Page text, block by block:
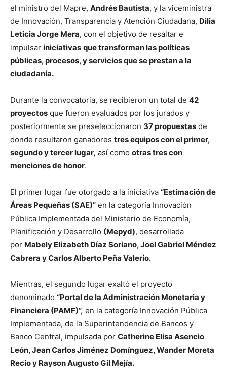
el ministro del Mapre, Andrés Bautista, y la viceministra
de Innovación, Transparencia y Atención Ciudadana, Dilia
Leticia Jorge Mera, con el objetivo de resaltar e
impulsar iniciativas que transforman las políticas
públicas, procesos, y servicios que se prestan a la
ciudadanía.
Durante la convocatoria, se recibieron un total de 42
proyectos que fueron evaluados por los jurados y
posteriormente se preseleccionaron 37 propuestas de
donde resultaron ganadores tres equipos con el primer,
segundo y tercer lugar, así como otras tres con
menciones de honor.
El primer lugar fue otorgado a la iniciativa “Estimación de
Áreas Pequeñas (SAE)” en la categoría Innovación
Pública Implementada del Ministerio de Economía,
Planificación y Desarrollo (Mepyd), desarrollada
por Mabely Elizabeth Díaz Soriano, Joel Gabriel Méndez
Cabrera y Carlos Alberto Peña Valerio.
Mientras, el segundo lugar exaltó el proyecto
denominado “Portal de la Administración Monetaria y
Financiera (PAMF)”, en la categoría Innovación Pública
Implementada, de la Superintendencia de Bancos y
Banco Central, impulsada por Catherine Elisa Asencio
León, Jean Carlos Jiménez Domínguez, Wander Moreta
Recio y Rayson Augusto Gil Mejía.